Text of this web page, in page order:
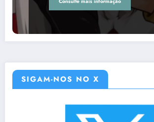
SIGAM-NOS NO X